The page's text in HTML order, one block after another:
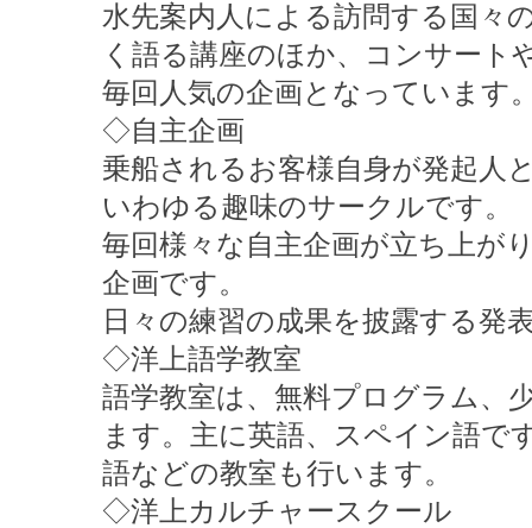
水先案内人による訪問する国々
く語る講座のほか、コンサート
毎回人気の企画となっています
◇自主企画
乗船されるお客様自身が発起人
いわゆる趣味のサークルです。
毎回様々な自主企画が立ち上が
企画です。
日々の練習の成果を披露する発
◇洋上語学教室
語学教室は、無料プログラム、
ます。主に英語、スペイン語で
語などの教室も行います。
◇洋上カルチャースクール